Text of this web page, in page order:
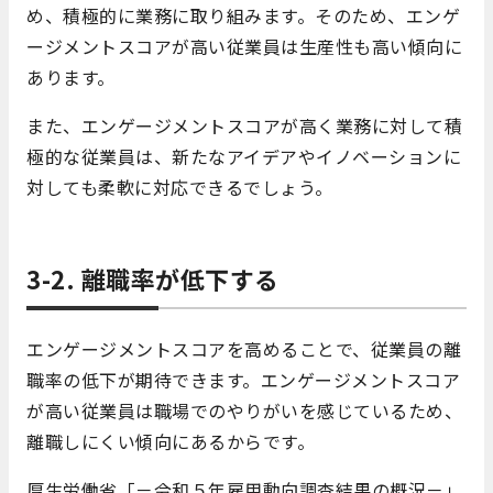
め、積極的に業務に取り組みます。そのため、エンゲ
ージメントスコアが高い従業員は生産性も高い傾向に
あります。
また、エンゲージメントスコアが高く業務に対して積
極的な従業員は、新たなアイデアやイノベーションに
対しても柔軟に対応できるでしょう。
3-2. 離職率が低下する
エンゲージメントスコアを高めることで、従業員の離
職率の低下が期待できます。エンゲージメントスコア
が高い従業員は職場でのやりがいを感じているため、
離職しにくい傾向にあるからです。